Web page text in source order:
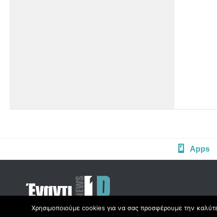
Apps
Copyright © Radio1d.gr 2012-2017 |
Χρησιμοποιούμε cookies για να σας προσφέρουμε την